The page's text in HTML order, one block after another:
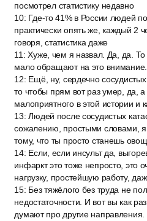
посмотрел статистику недавно
10: Где-то 41% в России людей
практически опять же, каждый 2
говоря, статистика даже
11 :Хуже, чем я назвал. Да, да.
мало обращают на это внимание.
12: Ещё, ну, сердечно
то чтобы прям вот раз умер, да,
малоприятного в этой истории и
13:Людей после сосудистых
сожалению, простыми словами, я
тому, что ты просто станешь
14: Если, если инсульт да,
инфаркт это тоже непросто, это
нагрузку, простейшую работу,
15: Без тяжёлого без труда не
недостаточности. И вот вы как
думают про другие направления.